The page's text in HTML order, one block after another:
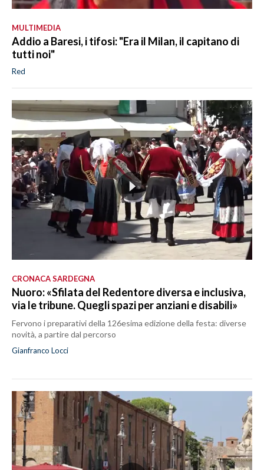
MULTIMEDIA
Addio a Baresi, i tifosi: "Era il Milan, il capitano di
tutti noi"
Red
CRONACA SARDEGNA
Nuoro: «Sfilata del Redentore diversa e inclusiva,
via le tribune. Quegli spazi per anziani e disabili»
Fervono i preparativi della 126esima edizione della festa: diverse
novità, a partire dal percorso
Gianfranco Locci